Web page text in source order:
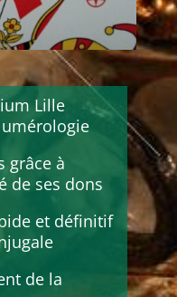
Lille
grâce à
de ses dons
et définitif
de la